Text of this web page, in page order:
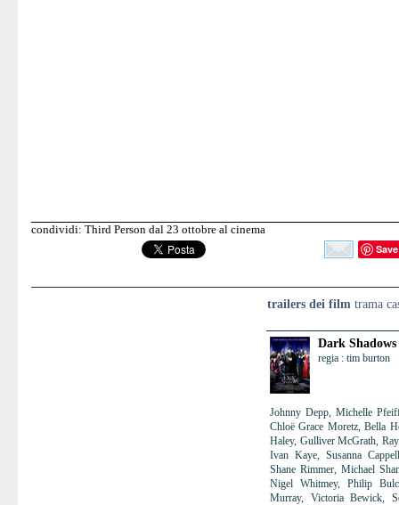
condividi: Third Person dal 23 ottobre al cinema
Save
trailers dei film trama
Dark Shadows
regia : tim burton
Johnny Depp, Michelle
Chloë Grace Moretz, Bella
Haley, Gulliver McGrath,
Ivan Kaye, Susanna
Shane Rimmer, Michael
Nigel Whitmey, Philip
Murray, Victoria Bewick,